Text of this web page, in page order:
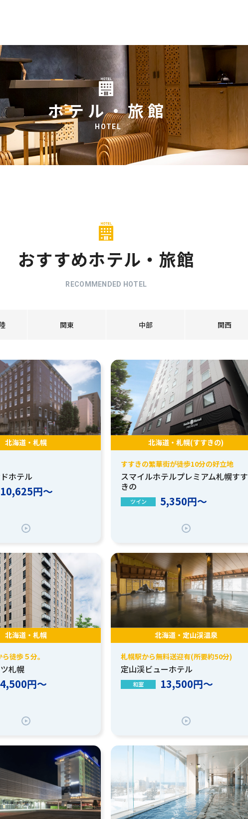
ホテル・旅館
HOTEL
おすすめホテル・旅館
RECOMMENDED HOTEL
関東 中部 関西
北海道・札幌
ホテル
10,625円～
北海道・札幌(すすきの)
すすきの繁華街が徒歩10分の好立地
スマイルホテルプレミアム札幌すす
きの
ツイン 5,350円～
北海道・札幌
徒歩５分。
札幌
4,500円～
北海道・定山渓温泉
札幌駅から無料送迎有(所要約50分)
定山渓ビューホテル
和室 13,500円～